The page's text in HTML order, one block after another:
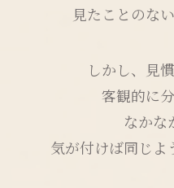
見たことのな
しかし、見
客観的に
なかな
気が付けば同じよ